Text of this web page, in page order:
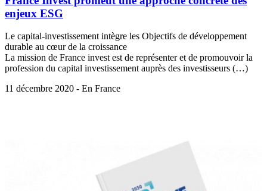
enjeux ESG
Le capital-investissement intègre les Objectifs de développement
durable au cœur de la croissance
La mission de France invest est de représenter et de promouvoir la
profession du capital investissement auprès des investisseurs (…)
11 décembre 2020 - En France